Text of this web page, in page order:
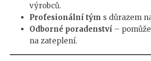
výrobců.
Profesionální tým s důrazem
Odborné poradenství –
na zateplení.